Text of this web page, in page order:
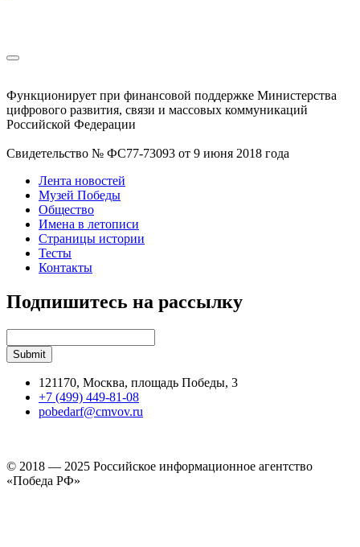
Функционирует при финансовой поддержке Министерства
цифрового развития, связи и массовых коммуникаций
Российской Федерации
Свидетельство № ФС77-73093 от 9 июня 2018 года
Лента новостей
Музей Победы
Общество
Имена в летописи
Страницы истории
Тесты
Контакты
Подпишитесь на рассылку
121170, Москва, площадь Победы, 3
+7 (499) 449-81-08
pobedarf@cmvov.ru
© 2018 — 2025 Российское информационное агентство
«Победа РФ»